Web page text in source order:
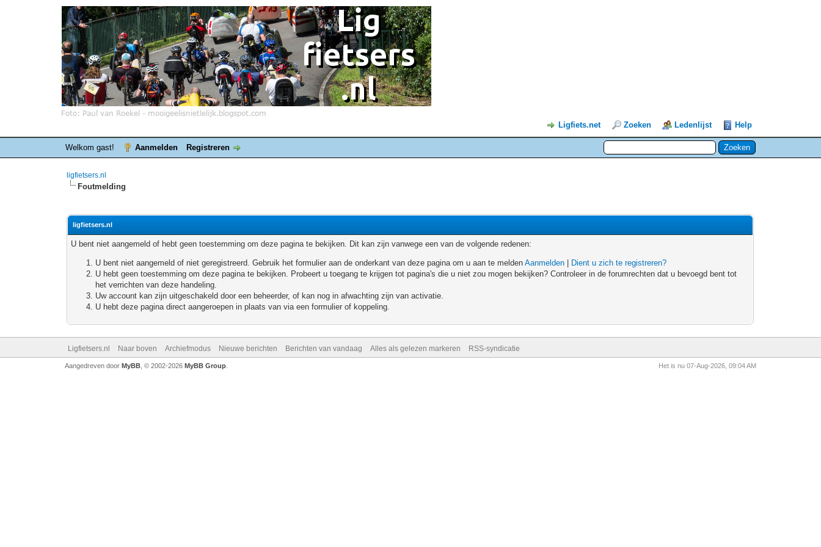
Ligfiets.net Zoeken Ledenlijst Help
Welkom gast! Aanmelden Registreren
ligfietsers.nl
Foutmelding
ligfietsers.nl
U bent niet aangemeld of hebt geen toestemming om deze pagina te bekijken. Dit kan zijn vanwege een van de volgende redenen:
U bent niet aangemeld of niet geregistreerd. Gebruik het formulier aan de onderkant van deze pagina om u aan te meldenAanmelden
Dient u zich te registreren?
U hebt geen toestemming om deze pagina te bekijken. Probeert u toegang te krijgen tot pagina's die u niet zou mogen bekijken? Controleer in de forumrechten dat u bevoegd bent tot
het verrichten van deze handeling.
Uw account kan zijn uitgeschakeld door een beheerder, of kan nog in afwachting zijn van activatie.
U hebt deze pagina direct aangeroepen in plaats van via een formulier of koppeling.
Ligfietsers.nl Naar boven Archiefmodus Nieuwe berichten Berichten van vandaag Alles als gelezen markeren RSS-syndicatie
Het is nu 07-Aug-2026, 09:04 AM
Aangedreven door MyBB, © 2002-2026 MyBB Group.